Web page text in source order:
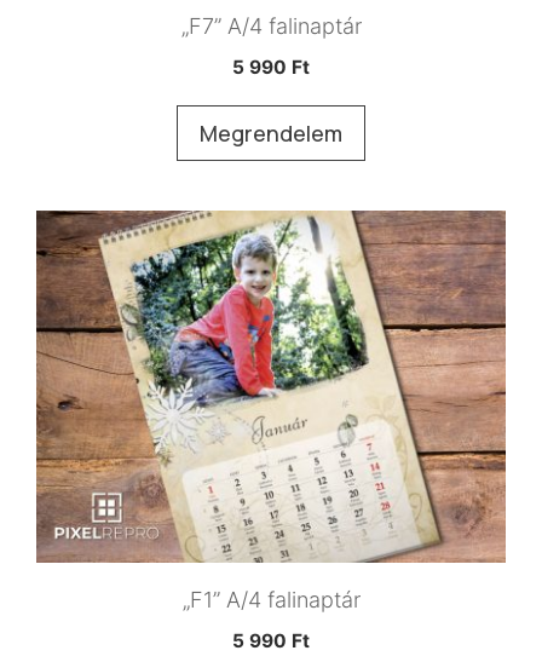
„F7” A/4 falinaptár
5 990 Ft
Megrendelem
„F1” A/4 falinaptár
5 990 Ft